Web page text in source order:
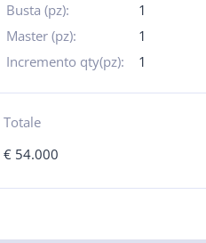
Busta (pz):
1
Master (pz):
1
Incremento qty(pz): 1
Totale
€54.000